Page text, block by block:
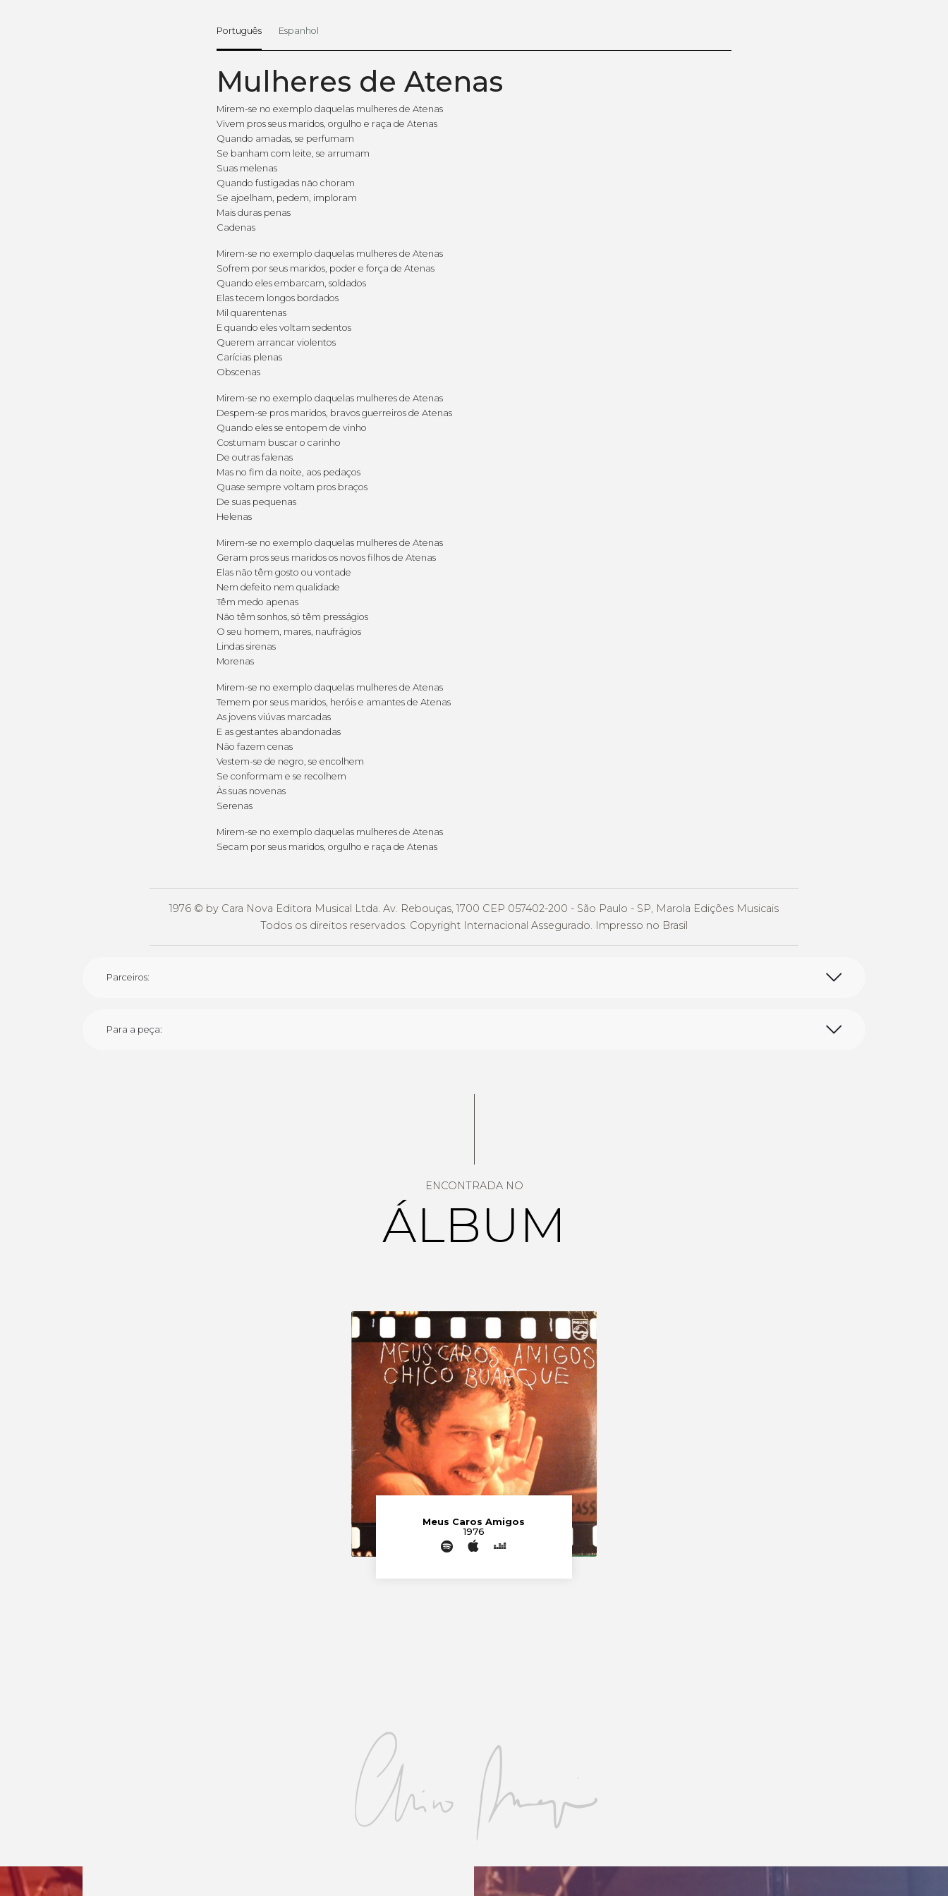
Português Espanhol
Mulheres de Atenas
Mirem-se no exemplo daquelas mulheres de Atenas
Vivem pros seus maridos, orgulho e raça de Atenas
Quando amadas, se perfumam
Se banham com leite, se arrumam
Suas melenas
Quando fustigadas não choram
Se ajoelham, pedem, imploram
Mais duras penas
Cadenas
Mirem-se no exemplo daquelas mulheres de Atenas
Sofrem por seus maridos, poder e força de Atenas
Quando eles embarcam, soldados
Elas tecem longos bordados
Mil quarentenas
E quando eles voltam sedentos
Querem arrancar violentos
Carícias plenas
Obscenas
Mirem-se no exemplo daquelas mulheres de Atenas
Despem-se pros maridos, bravos guerreiros de Atenas
Quando eles se entopem de vinho
Costumam buscar o carinho
De outras falenas
Mas no fim da noite, aos pedaços
Quase sempre voltam pros braços
De suas pequenas
Helenas
Mirem-se no exemplo daquelas mulheres de Atenas
Geram pros seus maridos os novos filhos de Atenas
Elas não têm gosto ou vontade
Nem defeito nem qualidade
Têm medo apenas
Não têm sonhos, só têm presságios
O seu homem, mares, naufrágios
Lindas sirenas
Morenas
Mirem-se no exemplo daquelas mulheres de Atenas
Temem por seus maridos, heróis e amantes de Atenas
As jovens viúvas marcadas
E as gestantes abandonadas
Não fazem cenas
Vestem-se de negro, se encolhem
Se conformam e se recolhem
Às suas novenas
Serenas
Mirem-se no exemplo daquelas mulheres de Atenas
Secam por seus maridos, orgulho e raça de Atenas
1976 © by Cara Nova Editora Musical Ltda. Av. Rebouças, 1700 CEP 057402-200 - São Paulo - SP, Marola Edições Musicais
Todos os direitos reservados. Copyright Internacional Assegurado. Impresso no Brasil
Parceiros:
Para a peça:
ENCONTRADA NO
ÁLBUM
Meus Caros Amigos
1976